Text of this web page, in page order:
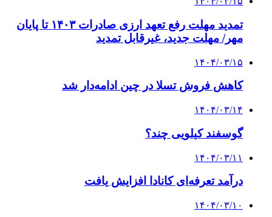
تمدید مهلت رفع تعهد ارزی صادرات ۱۴۰۳ تا پایان
مهر/ مهلت جدید، غیرقابل تمدید
۱۴۰۴/۰۳/۱۵
کاهش فروش تسلا در چین ادامه‌دار شد
۱۴۰۴/۰۳/۱۴
گوسفند کیلویی چند؟
۱۴۰۴/۰۳/۱۱
درآمد تعرفه‌ای کانادا افزایش یافت
۱۴۰۴/۰۳/۱۰